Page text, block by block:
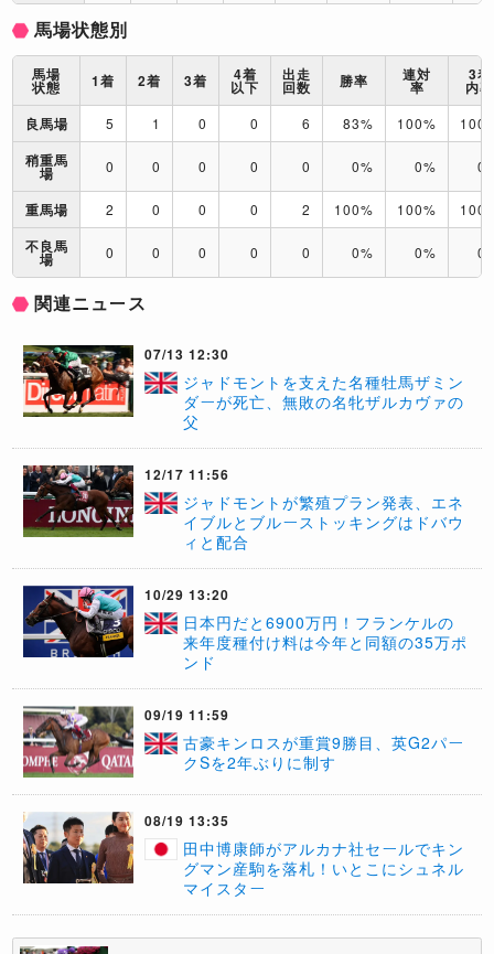
馬場状態別
馬場
状態 1着 2着 3着 4着
以下
出走
回数 勝率 連対
率
3着
内率
良馬場
5 1 0 0 6 83% 100%
稍重馬
場 0 0 0 0 0 0% 0%
重馬場 2 0 0 0 2 100% 100%
不良馬
場 0 0 0 0 0 0% 0%
関連ニュース
07/13 12:30
​ジャドモントを支えた名種牡馬ザミン
ダーが死亡、無敗の名牝ザルカヴァの
父
12/17 11:56
ジャドモントが繁殖プラン発表、エネ
イブルとブルーストッキングはドバウ
ィと配合
10/29 13:20
日本円だと6900万円！フランケルの
来年度種付け料は今年と同額の35万ポ
ンド
09/19 11:59
​古豪キンロスが重賞9勝目、英G2パー
クSを2年ぶりに制す
08/19 13:35
田中博康師がアルカナ社セールでキン
グマン産駒を落札！いとこにシュネル
マイスター